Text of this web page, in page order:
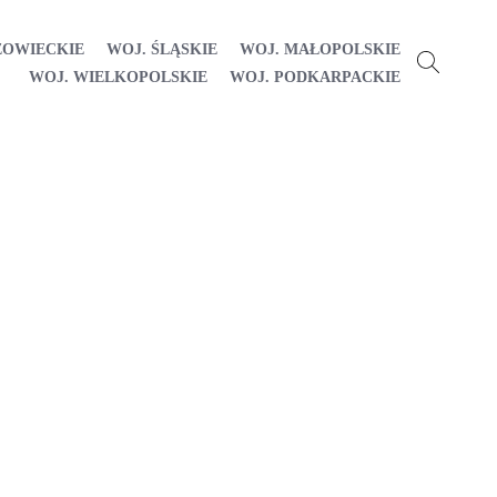
WOJ. ŚLĄSKIE
WOJ. MAŁOPOLSKIE
WOJ. WIELKOPOLSKIE
WOJ. PODKARPACKIE